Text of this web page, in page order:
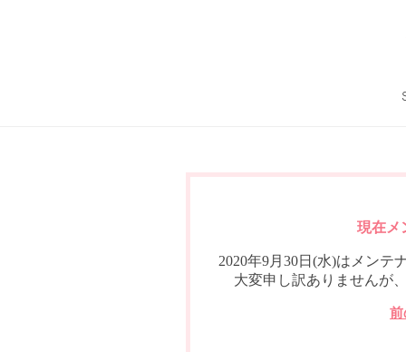
現在メ
2020年9月30日(水)はメンテ
大変申し訳ありませんが
前